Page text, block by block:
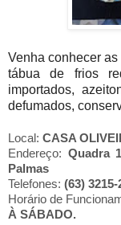
Venha conhecer
tábua de frios
importados,
defumados,
Local: CASA
Endereço: Quadra
Palmas
Telefones: (63) 3215-
Horário de
À SÁBADO.